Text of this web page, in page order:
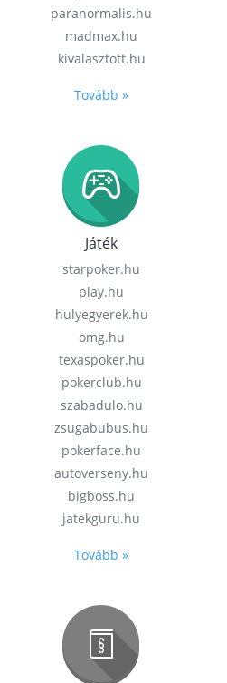
paranormalis.hu
madmax.hu
kivalasztott.hu
Tovább »
Játék
starpoker.hu
play.hu
hulyegyerek.hu
omg.hu
texaspoker.hu
pokerclub.hu
szabadulo.hu
zsugabubus.hu
pokerface.hu
autoverseny.hu
bigboss.hu
jatekguru.hu
Tovább »